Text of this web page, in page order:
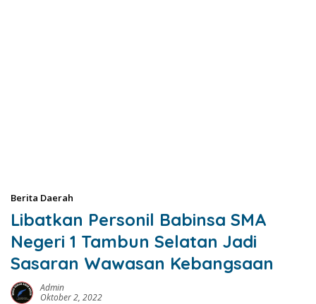
Berita Daerah
Libatkan Personil Babinsa SMA
Negeri 1 Tambun Selatan Jadi
Sasaran Wawasan Kebangsaan
Admin
Oktober 2, 2022